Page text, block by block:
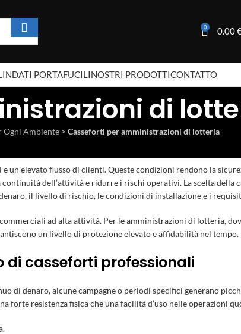
0 0.00
PORTAFUCILINOSTRI PRODOTTICONTATTO
di
Ogni Ambiente> Casseforti per amministrazioni di lotteria
elevato flusso di clienti. Queste condizioni rendono la
dell’attività e ridurre i rischi operativi. La scelta della
il livello di rischio, le condizioni di installazione e i
ad alta attività. Per le amministrazioni di lotteria,
un livello di protezione elevato e affidabilità nel tempo.
di casseforti professionali
di denaro, alcune campagne o periodi specifici generano
forte resistenza fisica che una facilità d’uso nelle operazioni